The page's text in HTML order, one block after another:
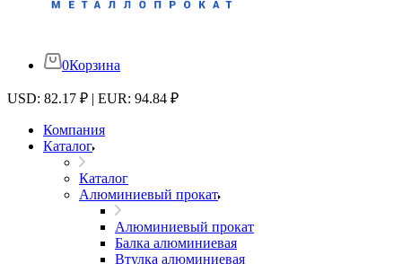
0Корзина
USD: 82.17 ₽ | EUR: 94.84 ₽
Компания
Каталог
Каталог
Алюминиевый прокат
Алюминиевый прокат
Балка алюминиевая
Втулка алюминиевая